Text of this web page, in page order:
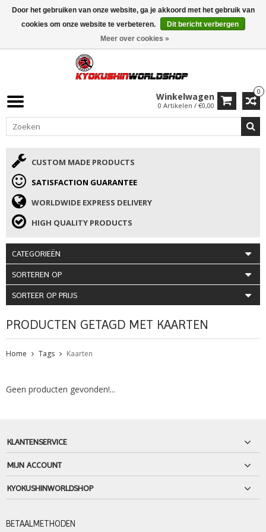
ISAMU SUMMER DEALS• 10% Korting + cadeau vanaf €169 →
0
Winkelwagen
0 Artikelen / €0,00
CUSTOM MADE PRODUCTS
SATISFACTION GUARANTEE
WORLDWIDE EXPRESS DELIVERY
HIGH QUALITY PRODUCTS
CATEGORIEËN
SORTEREN OP
SORTEER OP PRIJS
PRODUCTEN GETAGD MET KAARTEN
Home Tags Kaarten
Geen producten gevonden!...
KLANTENSERVICE
MIJN ACCOUNT
KYOKUSHINWORLDSHOP
BETAALMETHODEN
Door het gebruiken van onze website, ga je akkoord met het gebruik van
cookies om onze website te verbeteren.
Dit bericht verbergen
Meer over cookies »